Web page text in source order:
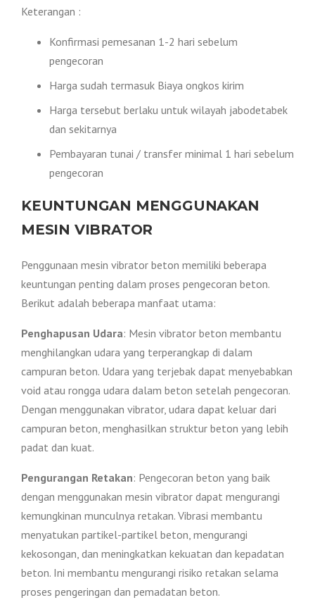
Keterangan :
Konfirmasi pemesanan 1-2 hari sebelum
pengecoran
Harga sudah termasuk Biaya ongkos kirim
Harga tersebut berlaku untuk wilayah jabodetabek
dan sekitarnya
Pembayaran tunai / transfer minimal 1 hari sebelum
pengecoran
KEUNTUNGAN MENGGUNAKAN
MESIN VIBRATOR
Penggunaan mesin vibrator beton memiliki beberapa
keuntungan penting dalam proses pengecoran beton.
Berikut adalah beberapa manfaat utama:
Penghapusan Udara: Mesin vibrator beton membantu
menghilangkan udara yang terperangkap di dalam
campuran beton. Udara yang terjebak dapat menyebabkan
void atau rongga udara dalam beton setelah pengecoran.
Dengan menggunakan vibrator, udara dapat keluar dari
campuran beton, menghasilkan struktur beton yang lebih
padat dan kuat.
Pengurangan Retakan: Pengecoran beton yang baik
dengan menggunakan mesin vibrator dapat mengurangi
kemungkinan munculnya retakan. Vibrasi membantu
menyatukan partikel-partikel beton, mengurangi
kekosongan, dan meningkatkan kekuatan dan kepadatan
beton. Ini membantu mengurangi risiko retakan selama
proses pengeringan dan pemadatan beton.